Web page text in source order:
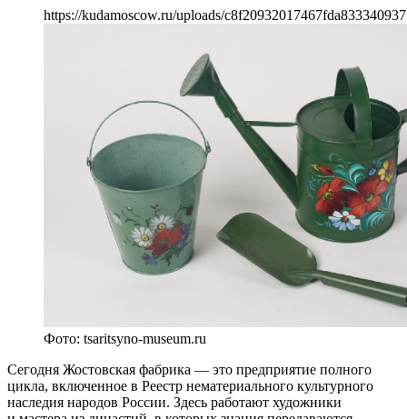
https://kudamoscow.ru/uploads/
Фото: tsaritsyno-museum.ru
Сегодня Жостовская фабрика — это предприятие полного
цикла, включенное в Реестр нематериального культурного
наследия народов России. Здесь работают художники